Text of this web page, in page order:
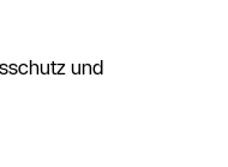
und